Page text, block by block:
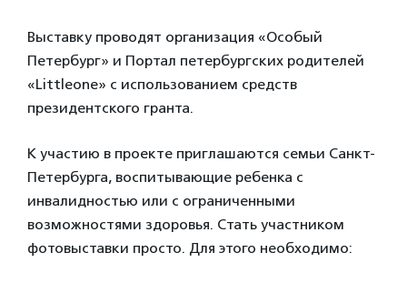
Выставку проводят организация «Особый
Петербург» и Портал петербургских родителей
«Littleone» с использованием средств
президентского гранта.
К участию в проекте приглашаются семьи Санкт-
Петербурга, воспитывающие ребенка с
инвалидностью или с ограниченными
возможностями здоровья. Стать участником
фотовыставки просто. Для этого необходимо: